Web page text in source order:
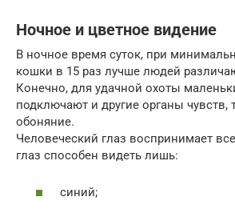
Ночное и цветное видение
В ночное время суток, при
кошки в 15 раз лучше людей
Конечно, для удачной охоты
подключают и другие органы чувств,
обоняние.
Человеческий глаз воспринимает
глаз способен видеть лишь:
синий;